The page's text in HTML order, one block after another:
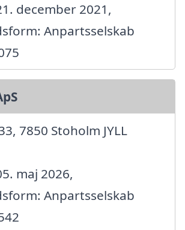
december 2021,
Anpartsselskab
7850 Stoholm JYLL
maj 2026,
Anpartsselskab